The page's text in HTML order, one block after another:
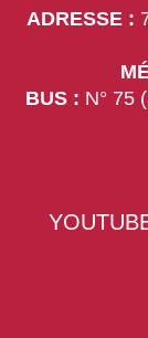
ADRESSE :
BUS : N° 75